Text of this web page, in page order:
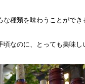
な種類を味わうことができ
頃なのに、とっても美味し